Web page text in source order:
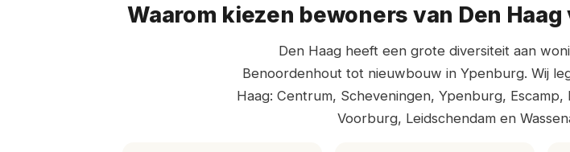
Waarom kiezen bewoners van Den
Den Haag heeft een grote diversiteit aan
Benoordenhout tot nieuwbouw in Ypenburg. Wij
Haag: Centrum, Scheveningen, Ypenburg, Escamp,
Voorburg, Leidschendam en